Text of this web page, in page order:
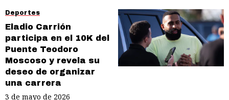
Deportes
Eladio Carrión
participa en el 10K del
Puente Teodoro
Moscoso y revela su
deseo de organizar
una carrera
3 de mayo de 2026